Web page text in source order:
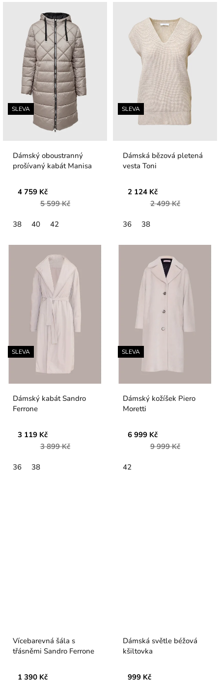
SLEVA
Dámský oboustranný
prošívaný kabát Manisa
4 759 Kč
5 599 Kč
38 40 42
SLEVA
Dámská bězová pletená
vesta Toni
2 124 Kč
2 499 Kč
36 38
SLEVA
Dámský kabát Sandro
Ferrone
3 119 Kč
3 899 Kč
36 38
SLEVA
Dámský kožíšek Piero
Moretti
6 999 Kč
9 999 Kč
42
Vícebarevná šála s
třásněmi Sandro Ferrone
1 390 Kč
Dámská světle béžová
kšiltovka
999 Kč